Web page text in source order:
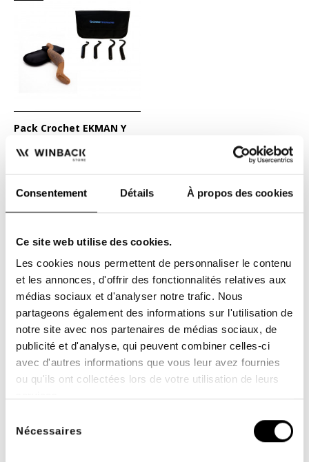
Consentement Détails À propos des cookies
Ce site web utilise des cookies.
Les cookies nous permettent de personnaliser le contenu
et les annonces, d'offrir des fonctionnalités relatives aux
médias sociaux et d'analyser notre trafic. Nous
partageons également des informations sur l'utilisation de
notre site avec nos partenaires de médias sociaux, de
publicité et d'analyse, qui peuvent combiner celles-ci
avec d'autres informations que vous leur avez fournies
ou qu'ils ont collectées lors de votre utilisation de leurs
Nécessaires
Pack Crochet EKMAN Y
Este pack de bajo coste
incluye dos herramientas
139,00 € 118,15 €
FACILIDAD DE PAGO ENVÍO GRATUITO